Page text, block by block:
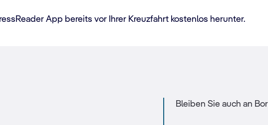
App bereits vor Ihrer Kreuzfahrt kostenlos herunter.
Bleiben Sie auch an